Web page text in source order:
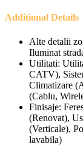
Additional Details
Alte detalii
Iluminat
Utilitati:
CATV),
Climatizare
(Cablu,
Finisaje:
(Renovat),
(Verticale),
lavabila)